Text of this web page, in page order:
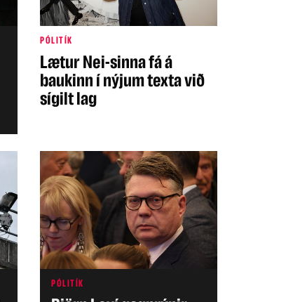
PÓLITÍK
Lætur Nei-sinna fá á
baukinn í nýjum texta við
sígilt lag
PÓLITÍK